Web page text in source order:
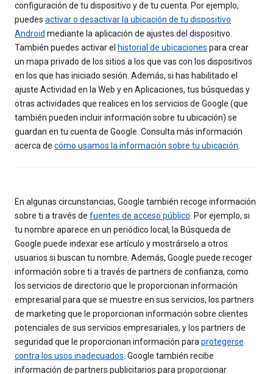
configuración de tu dispositivo y de tu cuenta. Por ejemplo,
puedes activar o desactivar la ubicación de tu dispositivo
Android mediante la aplicación de ajustes del dispositivo.
También puedes activar el historial de ubicaciones para crear
un mapa privado de los sitios a los que vas con los dispositivos
en los que has iniciado sesión. Además, si has habilitado el
ajuste Actividad en la Web y en Aplicaciones, tus búsquedas y
otras actividades que realices en los servicios de Google (que
también pueden incluir información sobre tu ubicación) se
guardan en tu cuenta de Google. Consulta más información
acerca de cómo usamos la información sobre tu ubicación.
En algunas circunstancias, Google también recoge información
sobre ti a través de fuentes de acceso público. Por ejemplo, si
tu nombre aparece en un periódico local, la Búsqueda de
Google puede indexar ese artículo y mostrárselo a otros
usuarios si buscan tu nombre. Además, Google puede recoger
información sobre ti a través de partners de confianza, como
los servicios de directorio que le proporcionan información
empresarial para que se muestre en sus servicios, los partners
de marketing que le proporcionan información sobre clientes
potenciales de sus servicios empresariales, y los partners de
seguridad que le proporcionan información paraprotegerse
contra los usos inadecuados. Google también recibe
información de partners publicitarios para proporcionar